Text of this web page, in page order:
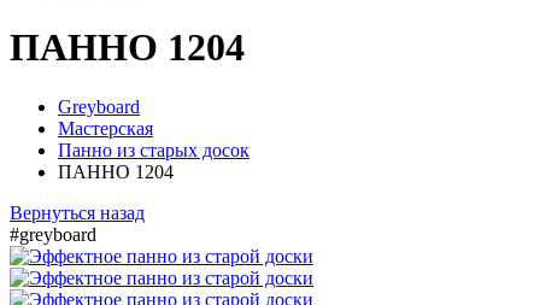
ПАННО 1204
Greyboard
Мастерская
Панно из старых досок
ПАННО 1204
Вернуться назад
#greyboard